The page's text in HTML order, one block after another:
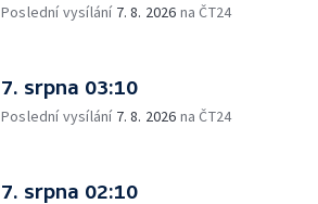
Poslední vysílání 7. 8. 2026 na ČT24
7. srpna 03:10
Poslední vysílání 7. 8. 2026 na ČT24
7. srpna 02:10